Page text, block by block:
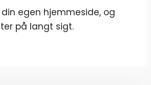
egen hjemmeside, og
på langt sigt.